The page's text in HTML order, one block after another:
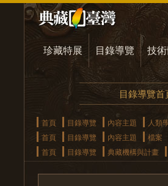
珍藏特展 目錄導覽 技
目錄導覽首
首頁 目錄導覽 內容主題 人類
首頁
目錄導覽 內容主題 檔案
首頁
目錄導覽 典藏機構與計畫